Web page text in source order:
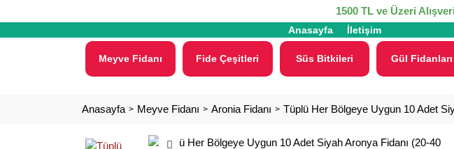
1500 TL ve Üzeri
Anasayfa İletişim
Meyve Fidanı Fide Çeşitleri Süs Bitkileri Gül Fidanları
Anasayfa Meyve Fidanı Aronia Fidanı Tüplü Her Bölgeye Uygun 10 Adet